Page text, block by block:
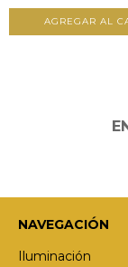
NAVEGACIÓN
Iluminación